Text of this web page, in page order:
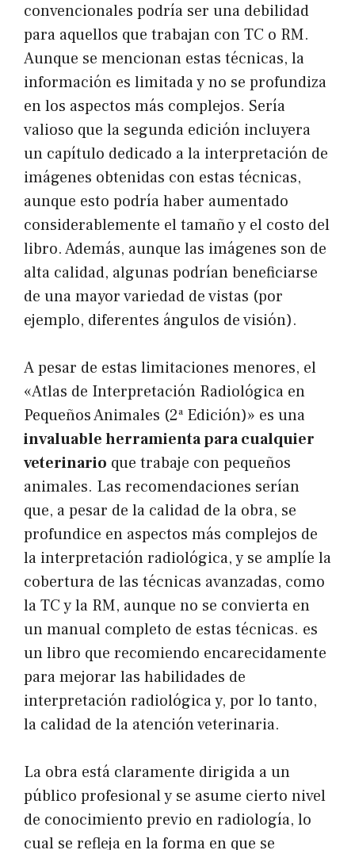
convencionales podría ser una debilidad
para aquellos que trabajan con TC o RM.
Aunque se mencionan estas técnicas, la
información es limitada y no se profundiza
en los aspectos más complejos. Sería
valioso que la segunda edición incluyera
un capítulo dedicado a la interpretación de
imágenes obtenidas con estas técnicas,
aunque esto podría haber aumentado
considerablemente el tamaño y el costo del
libro. Además, aunque las imágenes son de
alta calidad, algunas podrían beneficiarse
de una mayor variedad de vistas (por
ejemplo, diferentes ángulos de visión).
A pesar de estas limitaciones menores, el
«Atlas de Interpretación Radiológica en
Pequeños Animales (2ª Edición)» es una
invaluable herramienta para cualquier
veterinario que trabaje con pequeños
animales. Las recomendaciones serían
que, a pesar de la calidad de la obra, se
profundice en aspectos más complejos de
la interpretación radiológica, y se amplíe la
cobertura de las técnicas avanzadas, como
la TC y la RM, aunque no se convierta en
un manual completo de estas técnicas. es
un libro que recomiendo encarecidamente
para mejorar las habilidades de
interpretación radiológica y, por lo tanto,
la calidad de la atención veterinaria.
La obra está claramente dirigida a un
público profesional y se asume cierto nivel
de conocimiento previo en radiología, lo
cual se refleja en la forma en que se